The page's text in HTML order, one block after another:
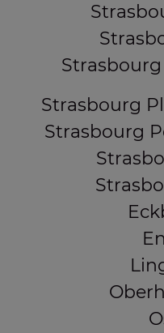
Strasbourg
Strasbourg